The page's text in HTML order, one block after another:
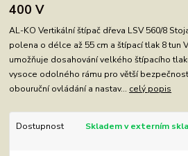
400 V
AL-KO Vertikální štípač dřeva LSV 560/8
polena o délce až 55 cm a štípací tlak 8 tun
umožňuje dosahování velkého štípacího
vysoce odolného rámu pro větší
obouruční ovládání a nastav... celý popis
Dostupnost Skladem v externím